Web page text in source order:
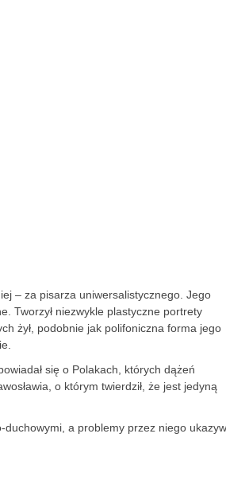
– za pisarza uniwersalistycznego. Jego
Tworzył niezwykle plastyczne portrety
żył, podobnie jak polifoniczna forma jego
się o Polakach, których dążeń
o którym twierdził, że jest jedyną
a problemy przez niego